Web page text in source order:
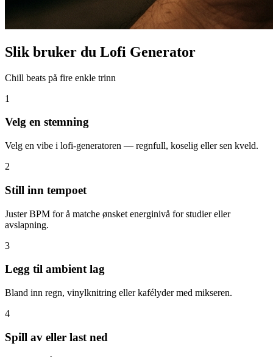
Slik bruker du Lofi Generator
Chill beats på fire enkle trinn
1
Velg en stemning
Velg en vibe i lofi-generatoren — regnfull, koselig eller sen kveld.
2
Still inn tempoet
Juster BPM for å matche ønsket energinivå for studier eller
avslapning.
3
Legg til ambient lag
Bland inn regn, vinylknitring eller kafélyder med mikseren.
4
Spill av eller last ned